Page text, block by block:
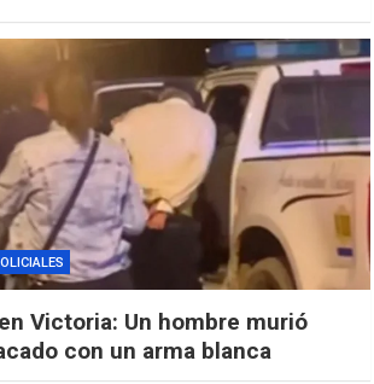
Victoria: Un hombre murió
con un arma blanca